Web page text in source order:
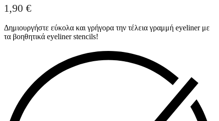
1,90 €
Δημιουργήστε εύκολα και γρήγορα την τέλεια γραμμή eyeliner με
τα βοηθητικά eyeliner stencils!